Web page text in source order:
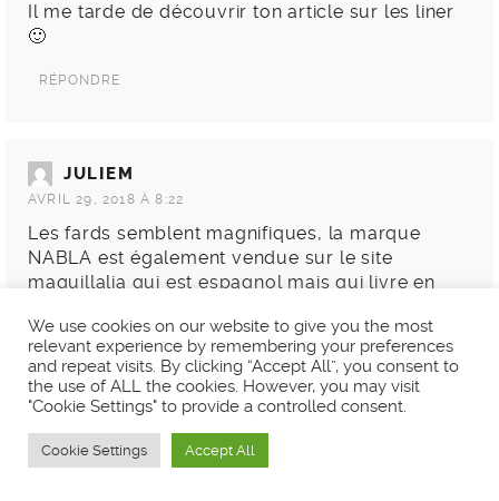
Il me tarde de découvrir ton article sur les liner
🙂
RÉPONDRE
JULIEM
AVRIL 29, 2018 À 8:22
Les fards semblent magnifiques, la marque
NABLA est également vendue sur le site
maquillalia qui est espagnol mais qui livre en
au site de NABLA car je pense que les palette
vont vite partir.
RÉPONDRE
We use cookies on our website to give you the most
relevant experience by remembering your preferences
and repeat visits. By clicking “Accept All”, you consent to
the use of ALL the cookies. However, you may visit
"Cookie Settings" to provide a controlled consent.
Cookie Settings Accept All